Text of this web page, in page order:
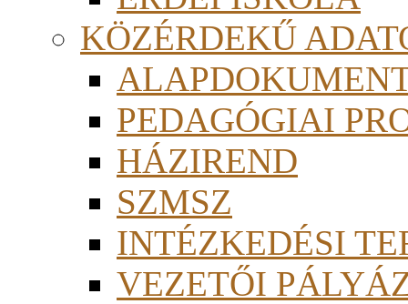
KÖZÉRDEKŰ
PEDAGÓGIAI
HÁZIREND
SZMSZ
INTÉZKEDÉSI
VEZETŐI